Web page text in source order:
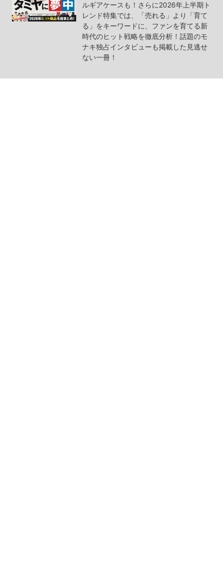
ルギアケースも！さらに2026年上半期ト
レンド特集では、「売れる」より「育て
る」をキーワードに、ファンを育てる新
時代のヒット戦略を徹底分析！話題のモ
ナキ独占インタビューも掲載した見逃せ
ない一冊！